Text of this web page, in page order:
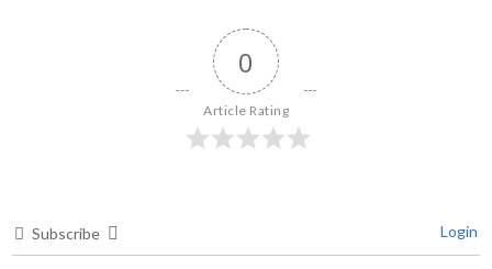
0
Article Rating
Subscribe Login